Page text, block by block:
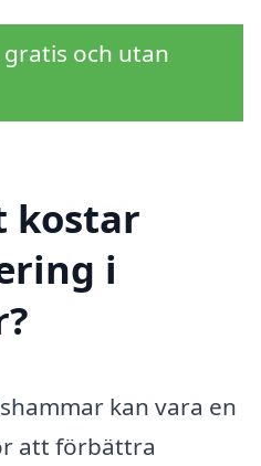
och utan
kostar
i
kan vara en
att förbättra